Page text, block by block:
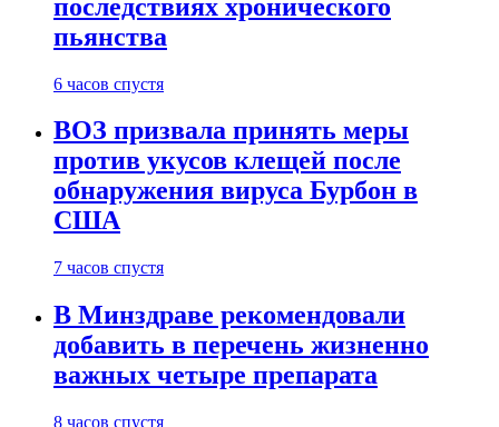
последствиях хронического
пьянства
6 часов спустя
ВОЗ призвала принять меры
против укусов клещей после
обнаружения вируса Бурбон в
США
7 часов спустя
В Минздраве рекомендовали
добавить в перечень жизненно
важных четыре препарата
8 часов спустя